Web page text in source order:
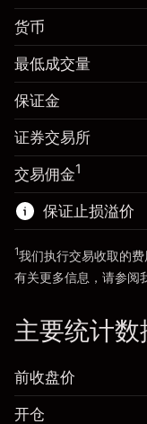
保证金。您
隔夜仓息
使用杠杆的交易
来自杠杆的资金
前往平台
保证金。您
隔夜仓息
来自头寸全值的
使用杠杆的交易
来自杠杆的资
前往平台
货币
最低成交量
保证金
证券交易所
交易佣金1
保证止损溢价
1我们执行交易收取的费
有关更多信息，请参阅
主要统计数
前收盘价
开仓